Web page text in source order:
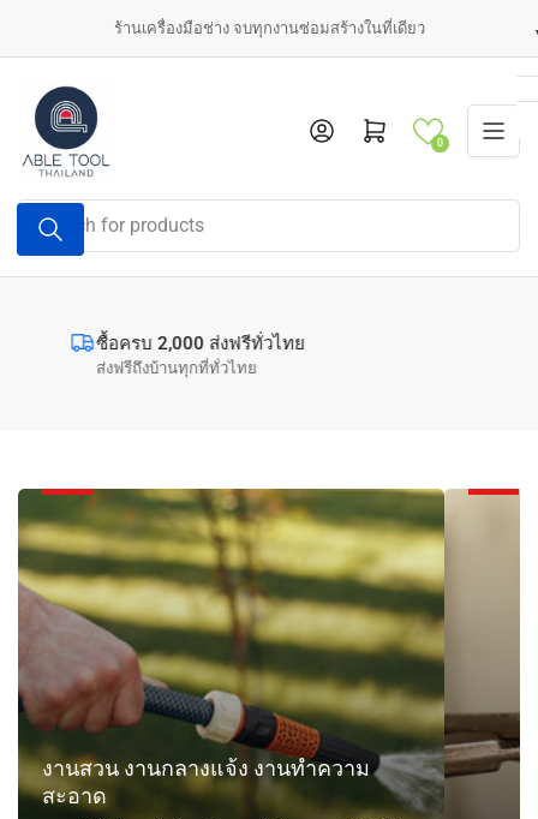
content
ร้านเครื่องมือช่าง จบทุกงานซ่อมสร้างในที่เดียว
Search
for
products
Log in Open mini cart
0
ซื้อครบ 2,000 ส่งฟรีทั่วไทย
ส่งฟรีถึงบ้านทุกที่ทั่วไทย
งาน
สวน
กลาง
แจ้ง
งาน
ทำความ
สะอาด
งานสวน งานกลางแจ้ง งานทำความ
สะอาด
งาน
ประปา